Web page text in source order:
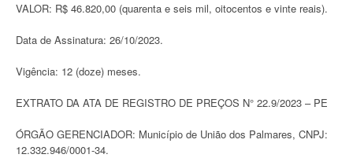
VALOR: R$ 46.820,00 (quarenta e seis mil, oitocentos e vinte reais).
Data de Assinatura: 26/10/2023.
Vigência: 12 (doze) meses.
EXTRATO DA ATA DE REGISTRO DE PREÇOS N° 22.9/2023 – PE
ÓRGÃO GERENCIADOR: Município de União dos Palmares, CNPJ:
12.332.946/0001-34.